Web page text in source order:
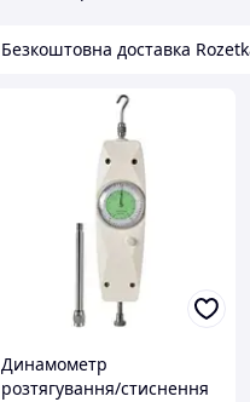
Безкоштовна доставка
Динамометр
розтягування/стиснення